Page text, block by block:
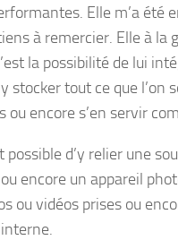
Elle m’a été
à remercier. Elle à
la possibilité de lui
stocker tout ce que l’on
ou encore s’en servir
possible d’y relier une
encore un appareil
ou vidéos prises ou